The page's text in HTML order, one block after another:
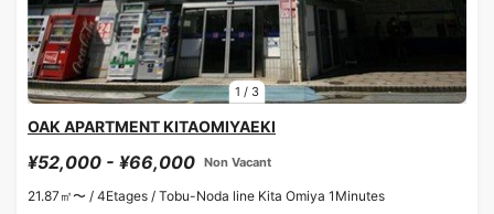
1 / 3
OAK APARTMENT KITAOMIYAEKI
¥52,000 - ¥66,000 Non Vacant
21.87㎡〜 / 4Etages / Tobu-Noda line Kita Omiya 1Minutes